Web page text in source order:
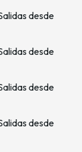
desde
desde
desde
desde